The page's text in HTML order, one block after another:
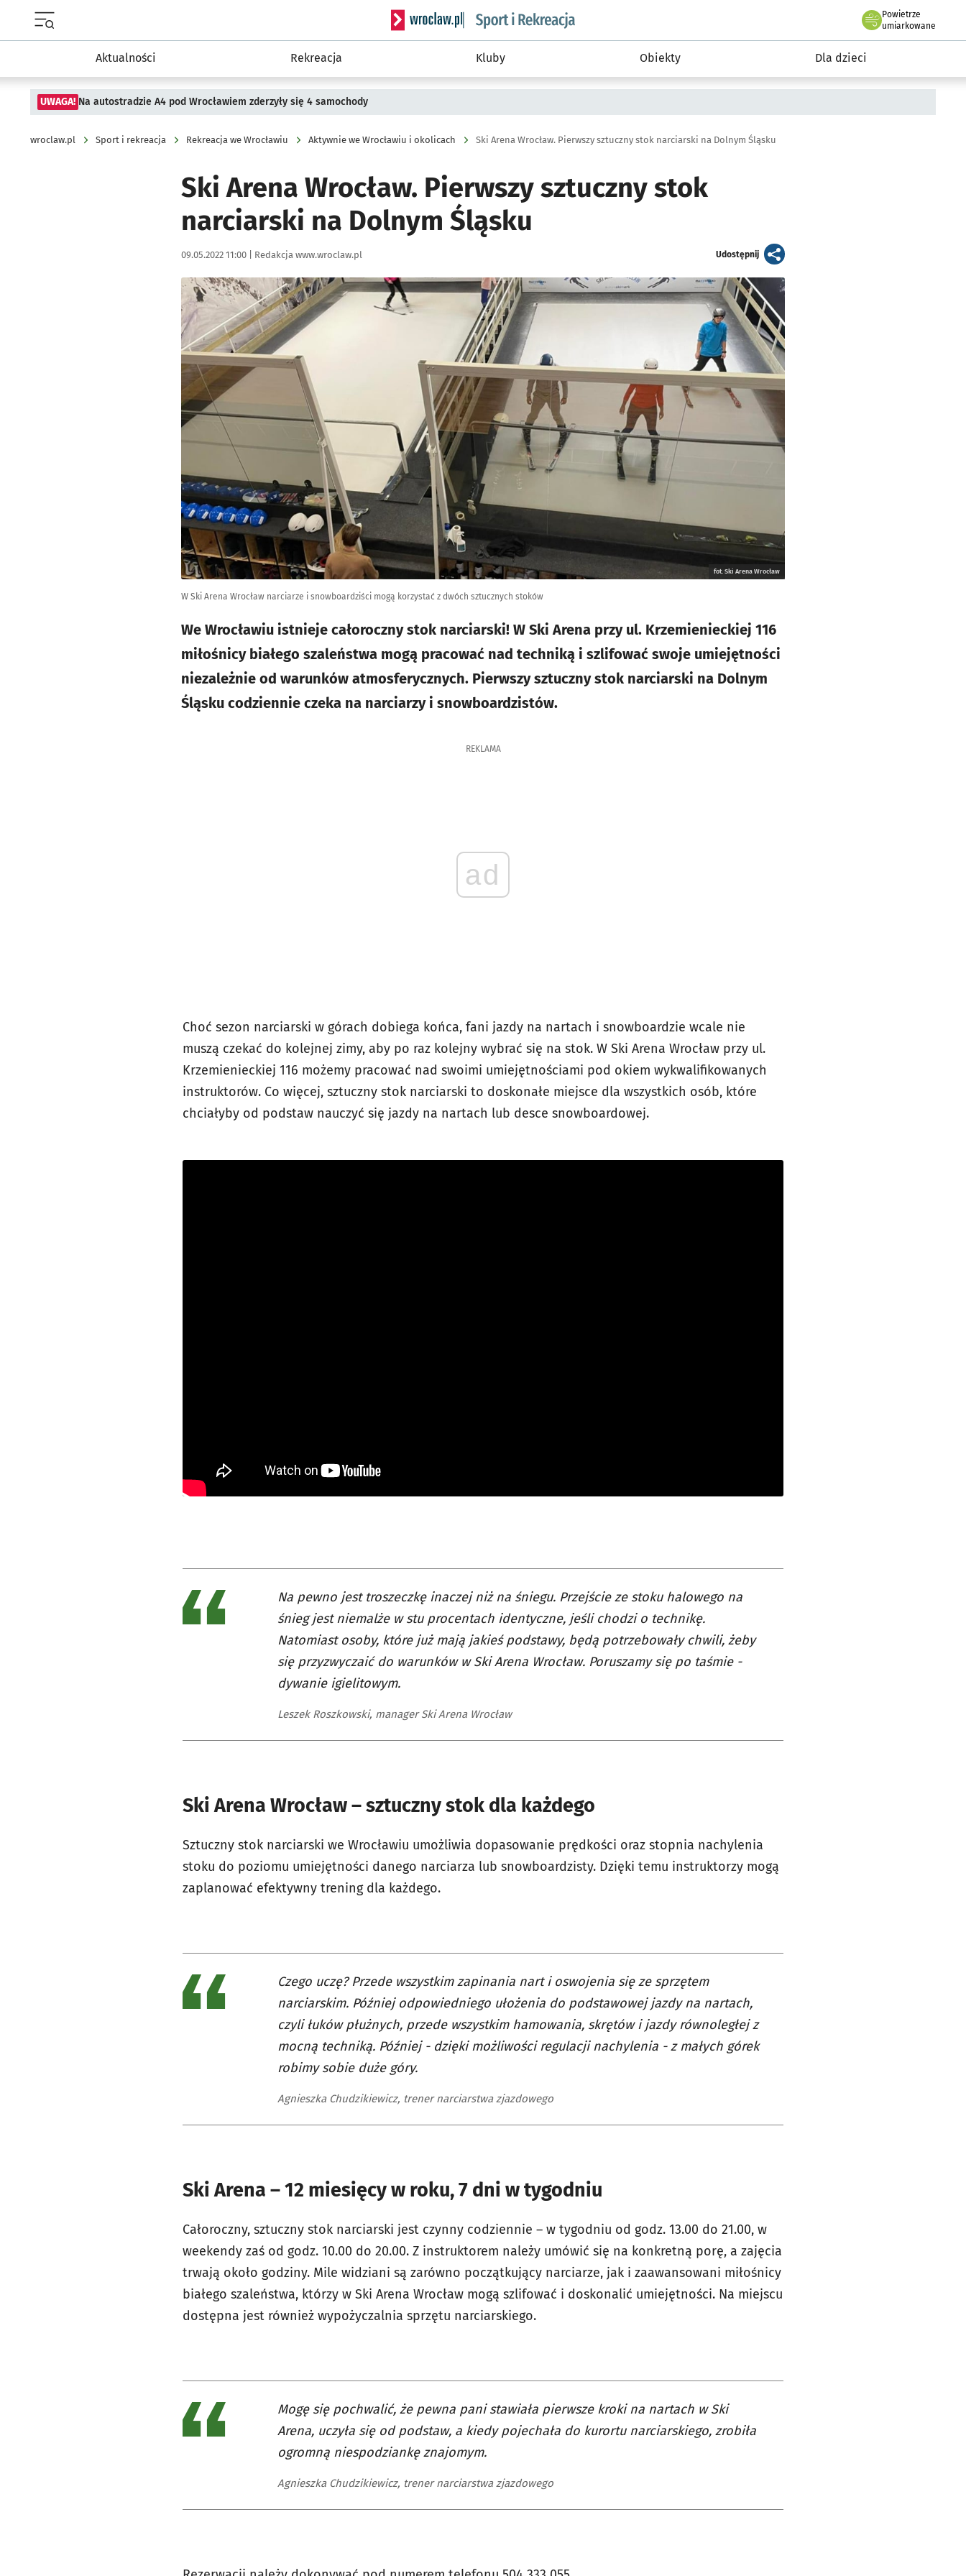
Serwis informacyjny wroclaw.pl podserwis: Sport i rekreacja
Powietrze
we Wrocławiu
umiarkowane
Aktualności Rekreacja Kluby Obiekty Dla dzieci
UWAGA! Na autostradzie A4 pod Wrocławiem zderzyły się 4 samochody
wroclaw.pl Sport i rekreacja Rekreacja we Wrocławiu Aktywnie we Wrocławiu i okolicach Ski Arena Wrocław. Pierwszy sztuczny stok narciarski na Dolnym Śląsku
Ski Arena Wrocław. Pierwszy sztuczny stok
narciarski na Dolnym Śląsku
Data publikacji:
09.05.2022 11:00 | Autor:
Redakcja www.wroclaw.pl Udostępnijartykuł
Kliknij, aby powiększyć
fot. Ski Arena Wrocław
W Ski Arena Wrocław narciarze i snowboardziści mogą korzystać z dwóch sztucznych stoków
We Wrocławiu istnieje całoroczny stok narciarski! W Ski Arena przy ul. Krzemienieckiej 116
miłośnicy białego szaleństwa mogą pracować nad techniką i szlifować swoje umiejętności
niezależnie od warunków atmosferycznych. Pierwszy sztuczny stok narciarski na Dolnym
Śląsku codziennie czeka na narciarzy i snowboardzistów.
REKLAMA
ad
Choć sezon narciarski w górach dobiega końca, fani jazdy na nartach i snowboardzie wcale nie
muszą czekać do kolejnej zimy, aby po raz kolejny wybrać się na stok. W Ski Arena Wrocław przy ul.
Krzemienieckiej 116 możemy pracować nad swoimi umiejętnościami pod okiem wykwalifikowanych
instruktorów. Co więcej, sztuczny stok narciarski to doskonałe miejsce dla wszystkich osób, które
chciałyby od podstaw nauczyć się jazdy na nartach lub desce snowboardowej.
Na pewno jest troszeczkę inaczej niż na śniegu. Przejście ze stoku halowego na
śnieg jest niemalże w stu procentach identyczne, jeśli chodzi o technikę.
Natomiast osoby, które już mają jakieś podstawy, będą potrzebowały chwili, żeby
się przyzwyczaić do warunków w Ski Arena Wrocław. Poruszamy się po taśmie -
dywanie igielitowym.
Leszek Roszkowski, manager Ski Arena Wrocław
Ski Arena Wrocław – sztuczny stok dla każdego
Sztuczny stok narciarski we Wrocławiu umożliwia dopasowanie prędkości oraz stopnia nachylenia
stoku do poziomu umiejętności danego narciarza lub snowboardzisty. Dzięki temu instruktorzy mogą
zaplanować efektywny trening dla każdego.
Czego uczę? Przede wszystkim zapinania nart i oswojenia się ze sprzętem
narciarskim. Później odpowiedniego ułożenia do podstawowej jazdy na nartach,
czyli łuków płużnych, przede wszystkim hamowania, skrętów i jazdy równoległej z
mocną techniką. Później - dzięki możliwości regulacji nachylenia - z małych górek
robimy sobie duże góry.
Agnieszka Chudzikiewicz, trener narciarstwa zjazdowego
Ski Arena – 12 miesięcy w roku, 7 dni w tygodniu
Całoroczny, sztuczny stok narciarski jest czynny codziennie – w tygodniu od godz. 13.00 do 21.00, w
weekendy zaś od godz. 10.00 do 20.00. Z instruktorem należy umówić się na konkretną porę, a zajęcia
trwają około godziny. Mile widziani są zarówno początkujący narciarze, jak i zaawansowani miłośnicy
białego szaleństwa, którzy w Ski Arena Wrocław mogą szlifować i doskonalić umiejętności. Na miejscu
dostępna jest również wypożyczalnia sprzętu narciarskiego.
Mogę się pochwalić, że pewna pani stawiała pierwsze kroki na nartach w Ski
Arena, uczyła się od podstaw, a kiedy pojechała do kurortu narciarskiego, zrobiła
ogromną niespodziankę znajomym.
Agnieszka Chudzikiewicz, trener narciarstwa zjazdowego